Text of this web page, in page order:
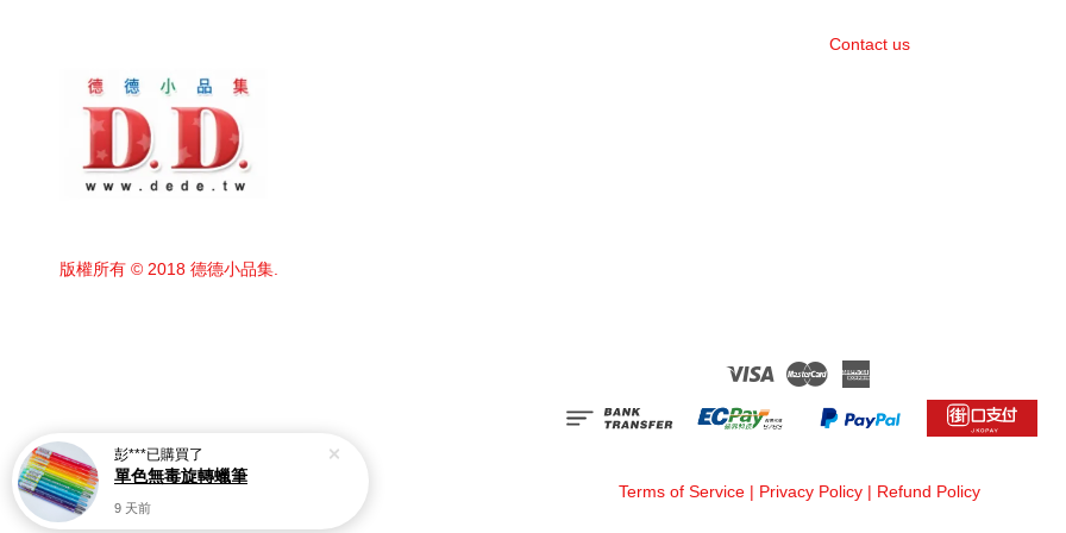
版權所有 © 2018 德德小品集.
Contact us
Visa Master
Express
Terms of Service | Privacy Policy | Refund Policy
彭***已購買了
單色無毒旋轉蠟筆